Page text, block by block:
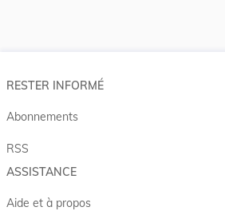
RESTER INFORMÉ
Abonnements
RSS
ASSISTANCE
Aide et à propos